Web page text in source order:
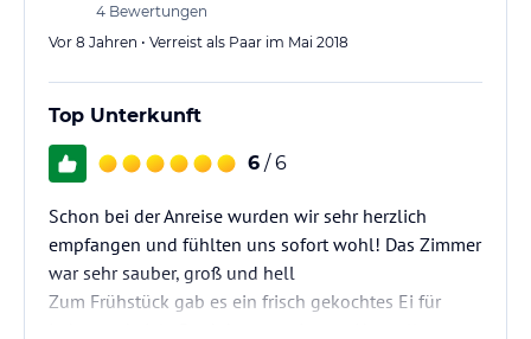
4 Bewertungen
Vor 8 Jahren • Verreist als Paar im Mai 2018
Top Unterkunft
6 / 6
Schon bei der Anreise wurden wir sehr herzlich
empfangen und fühlten uns sofort wohl! Das Zimmer
war sehr sauber, groß und hell
Zum Frühstück gab es ein frisch gekochtes Ei für